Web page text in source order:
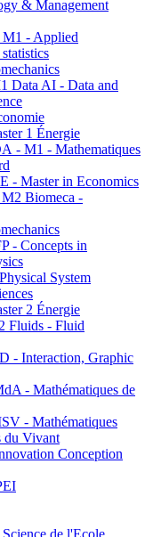
& Management
- Applied
Data AI - Data and
1 Énergie
- M1 - Mathematiques
- Master in Economics
Biomeca -
- Concepts in
System
2 Énergie
Fluids - Fluid
- Interaction, Graphic
- Mathématiques de
- Mathématiques
du Vivant
Conception
de l'Ecole